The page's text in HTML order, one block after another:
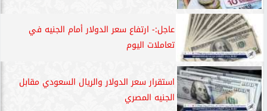
عاجل:- ارتفاع سعر الدولار أمام الجنيه في
تعاملات اليوم
استقرار سعر الدولار والريال السعودي مقابل
الجنيه المصري